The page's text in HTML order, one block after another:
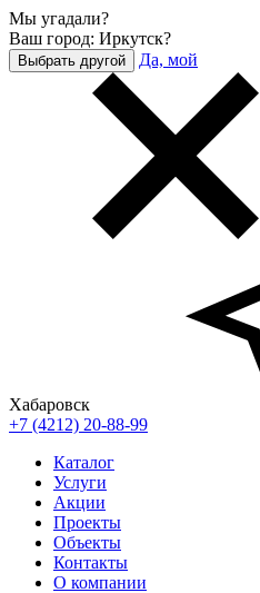
Мы угадали?
Ваш город: Иркутск?
Выбрать другой Да, мой
Хабаровск
+7 (4212) 20-88-99
Каталог
Услуги
Акции
Проекты
Объекты
Контакты
О компании